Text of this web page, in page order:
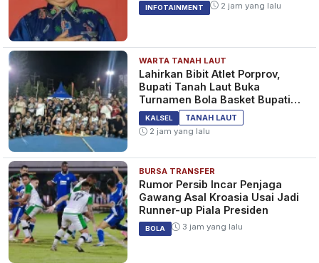
INFOTAINMENT 2 jam yang lalu
WARTA TANAH LAUT
Lahirkan Bibit Atlet Porprov,
Bupati Tanah Laut Buka
Turnamen Bola Basket Bupati
Cup 2026
KALSEL
TANAH LAUT
2 jam yang lalu
BURSA TRANSFER
Rumor Persib Incar Penjaga
Gawang Asal Kroasia Usai Jadi
Runner-up Piala Presiden
BOLA 3 jam yang lalu